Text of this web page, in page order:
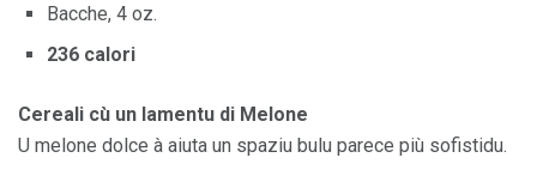
Bacche, 4 oz.
236 calori
Cereali cù un lamentu di Melone
U melone dolce à aiuta un spaziu bulu parece più sofistidu.